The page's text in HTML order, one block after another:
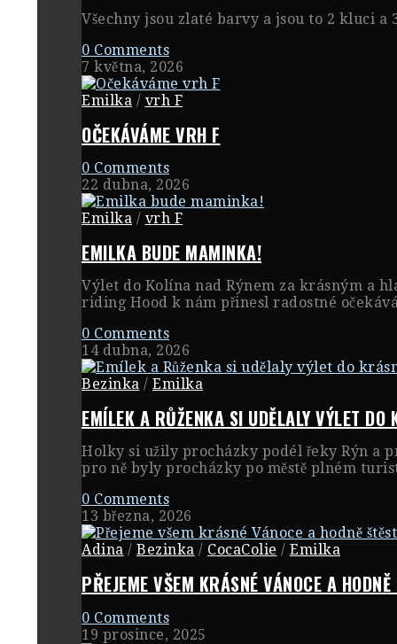
Všechny jsou zlaté barvy a jsou to 2 kluci
0 Comments
7 května, 2026
Emilka / vrh F
OČEKÁVÁME VRH F
0 Comments
22 dubna, 2026
Emilka / vrh F
EMILKA BUDE MAMINKA!
Výlet do Kolína nad Rýnem za krásným a
riding Hood k nám přinesl radostné
0 Comments
14 dubna, 2026
Bezinka / Emilka
EMÍLEK A RŮŽENKA SI UDĚLALY VÝLET DO
Holky si užily procházky podél řeky Rýn a
pro ně byly procházky po městě plném
0 Comments
13 března, 2026
Adina / Bezinka / CocaColie / Emilka
PŘEJEME VŠEM KRÁSNÉ VÁNOCE A
0 Comments
19 prosince, 2025